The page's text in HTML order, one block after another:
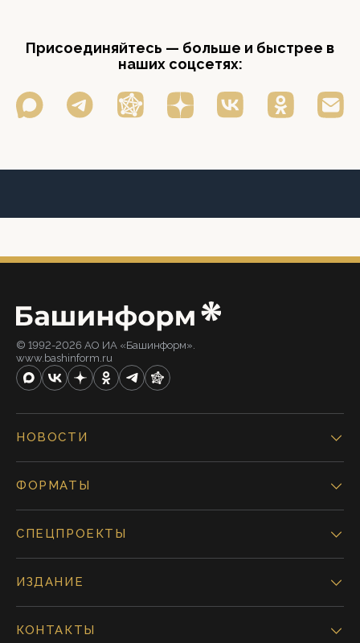
Присоединяйтесь — больше и быстрее в
наших соцсетях:
© 1992-2026 АО ИА «Башинформ».
www.bashinform.ru
НОВОСТИ
ФОРМАТЫ
СПЕЦПРОЕКТЫ
ИЗДАНИЕ
КОНТАКТЫ